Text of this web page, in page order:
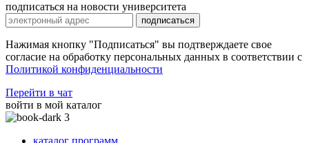
подписаться на новости университета
подписаться
Нажимая кнопку "Подписаться" вы подтверждаете свое
согласие на обработку персональных данных в соответствии с
Политикой конфиденциальности
Перейти в чат
войти в мой каталог
3